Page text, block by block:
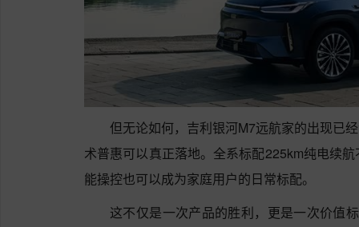
但无论如何，吉利银河M7远航家的出现已
术普惠可以真正落地。全系标配225km纯电续
能操控也可以成为家庭用户的日常标配。
这不仅是一次产品的胜利，更是一次价